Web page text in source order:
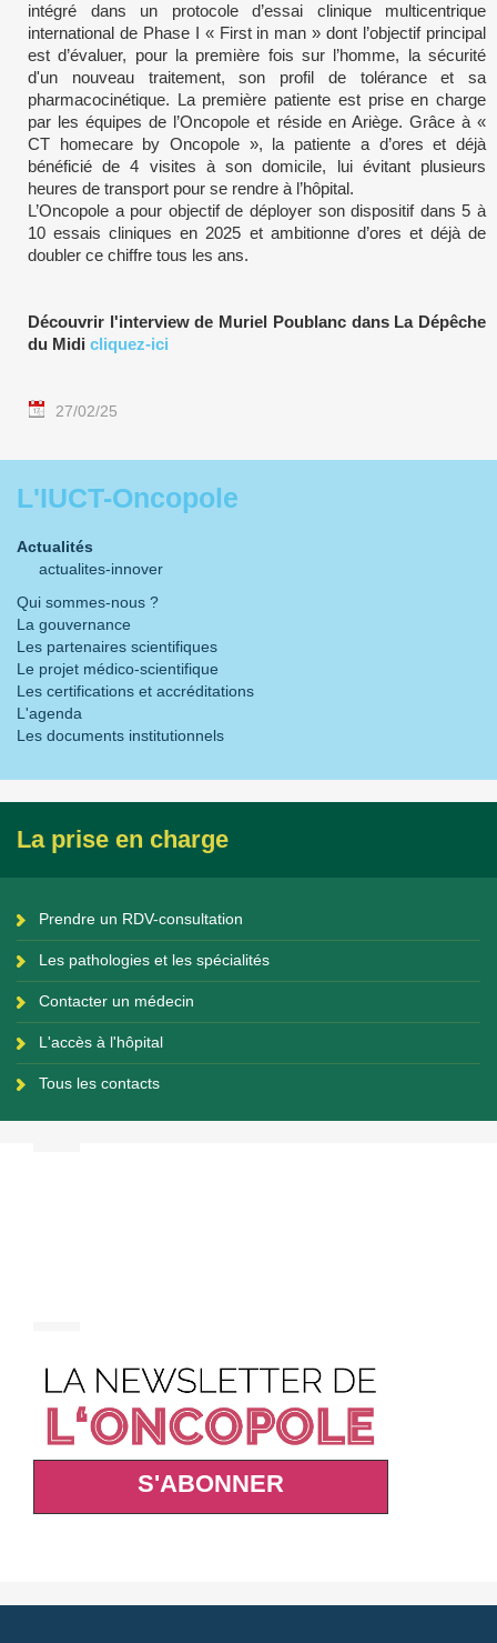
intégré dans un protocole d’essai clinique multicentrique
international de Phase I « First in man » dont l’objectif principal
est d’évaluer, pour la première fois sur l’homme, la sécurité
d'un nouveau traitement, son profil de tolérance et sa
pharmacocinétique. La première patiente est prise en charge
par les équipes de l’Oncopole et réside en Ariège. Grâce à «
CT homecare by Oncopole », la patiente a d’ores et déjà
bénéficié de 4 visites à son domicile, lui évitant plusieurs
heures de transport pour se rendre à l’hôpital.
L’Oncopole a pour objectif de déployer son dispositif dans 5 à
10 essais cliniques en 2025 et ambitionne d’ores et déjà de
doubler ce chiffre tous les ans.
Découvrir l'interview de Muriel Poublanc dans La Dépêche
du Midi cliquez-ici
27/02/25
L'IUCT-Oncopole
Actualités
actualites-innover
Qui sommes-nous ?
La gouvernance
Les partenaires scientifiques
Le projet médico-scientifique
Les certifications et accréditations
L'agenda
Les documents institutionnels
La prise en charge
Prendre un RDV-consultation
Les pathologies et les spécialités
Contacter un médecin
L'accès à l'hôpital
Tous les contacts
S'ABONNER